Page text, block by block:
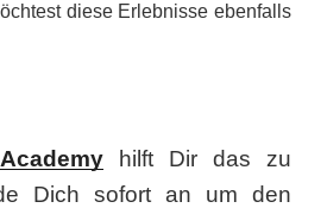
diese Erlebnisse ebenfalls
hilft Dir das zu
Dich sofort an um den